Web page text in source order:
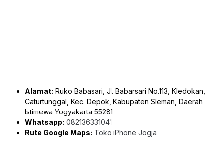
Alamat: Ruko Babasari, Jl. Babarsari No.113, Kledokan,
Caturtunggal, Kec. Depok, Kabupaten Sleman, Daerah
Istimewa Yogyakarta 55281
Whatsapp: 082136331041
Rute Google Maps: Toko iPhone Jogja